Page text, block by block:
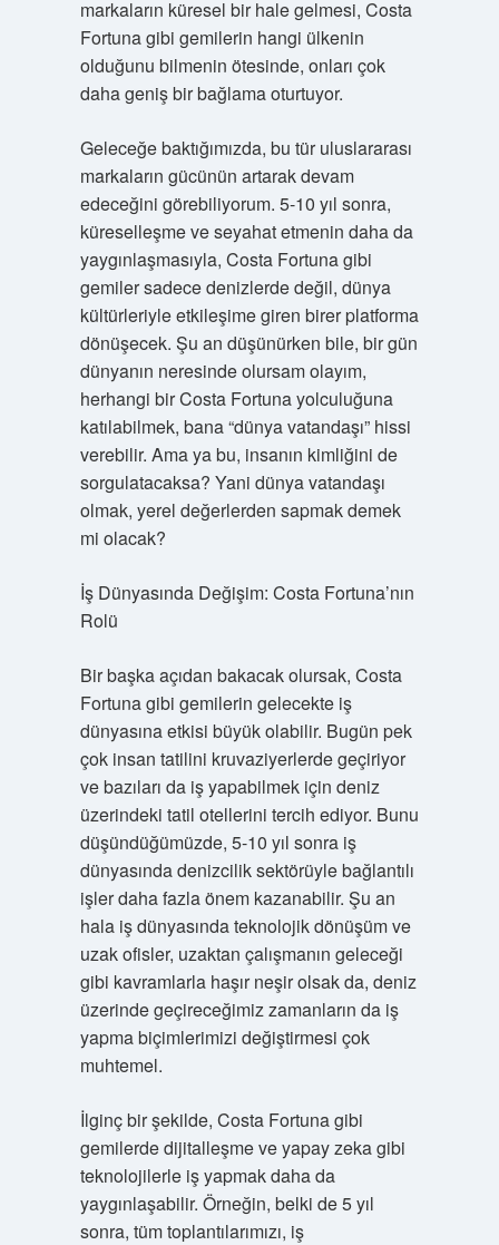
markaların küresel bir hale gelmesi, Costa
Fortuna gibi gemilerin hangi ülkenin
olduğunu bilmenin ötesinde, onları çok
daha geniş bir bağlama oturtuyor.
Geleceğe baktığımızda, bu tür uluslararası
markaların gücünün artarak devam
edeceğini görebiliyorum. 5-10 yıl sonra,
küreselleşme ve seyahat etmenin daha da
yaygınlaşmasıyla, Costa Fortuna gibi
gemiler sadece denizlerde değil, dünya
kültürleriyle etkileşime giren birer platforma
dönüşecek. Şu an düşünürken bile, bir gün
dünyanın neresinde olursam olayım,
herhangi bir Costa Fortuna yolculuğuna
katılabilmek, bana “dünya vatandaşı” hissi
verebilir. Ama ya bu, insanın kimliğini de
sorgulatacaksa? Yani dünya vatandaşı
olmak, yerel değerlerden sapmak demek
mi olacak?
İş Dünyasında Değişim: Costa Fortuna’nın
Rolü
Bir başka açıdan bakacak olursak, Costa
Fortuna gibi gemilerin gelecekte iş
dünyasına etkisi büyük olabilir. Bugün pek
çok insan tatilini kruvaziyerlerde geçiriyor
ve bazıları da iş yapabilmek için deniz
üzerindeki tatil otellerini tercih ediyor. Bunu
düşündüğümüzde, 5-10 yıl sonra iş
dünyasında denizcilik sektörüyle bağlantılı
işler daha fazla önem kazanabilir. Şu an
hala iş dünyasında teknolojik dönüşüm ve
uzak ofisler, uzaktan çalışmanın geleceği
gibi kavramlarla haşır neşir olsak da, deniz
üzerinde geçireceğimiz zamanların da iş
yapma biçimlerimizi değiştirmesi çok
muhtemel.
İlginç bir şekilde, Costa Fortuna gibi
gemilerde dijitalleşme ve yapay zeka gibi
teknolojilerle iş yapmak daha da
yaygınlaşabilir. Örneğin, belki de 5 yıl
sonra, tüm toplantılarımızı, iş